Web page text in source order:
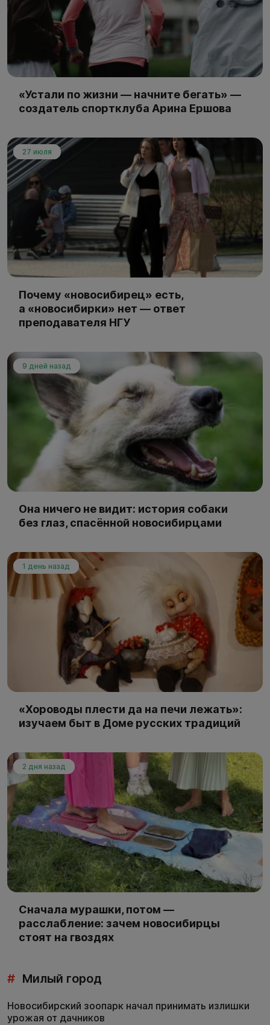
«Устали по жизни — начните бегать» —
создатель спортклуба Арина Ершова
27 июля
Почему «новосибирец» есть,
а «новосибирки» нет — ответ
преподавателя НГУ
9 дней назад
Она ничего не видит: история собаки
без глаз, спасённой новосибирцами
1 день назад
«Хороводы плести да на печи лежать»:
изучаем быт в Доме русских традиций
2 дня назад
Сначала мурашки, потом —
расслабление: зачем новосибирцы
стоят на гвоздях
# Милый город
Новосибирский зоопарк начал принимать излишки
урожая от дачников